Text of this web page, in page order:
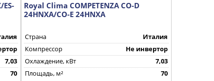
ES-
7,03
70
Royal Clima COMPETENZA CO-D
24HNXA/CO-E 24HNXA
Страна
Италия
Компрессор
Не инвертор
Охлаждение, кВт
7,03
Площадь, м²
70